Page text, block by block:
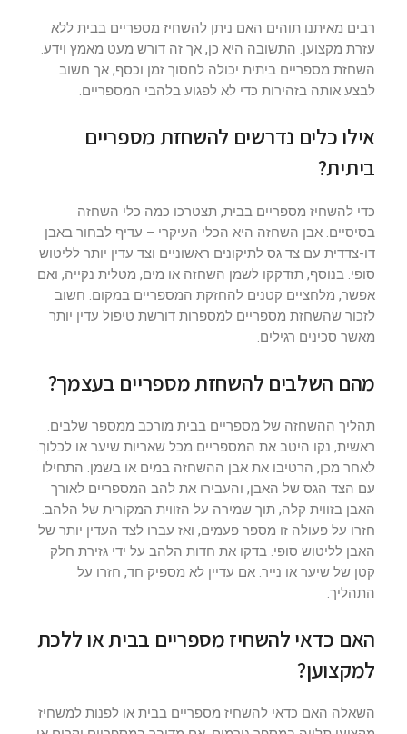
רבים מאיתנו תוהים האם ניתן להשחיז מספריים בבית ללא
עזרת מקצוען. התשובה היא כן, אך זה דורש מעט מאמץ וידע.
השחזת מספריים ביתית יכולה לחסוך זמן וכסף, אך חשוב
לבצע אותה בזהירות כדי לא לפגוע בלהבי המספריים.
אילו כלים נדרשים להשחזת מספריים
ביתית?
כדי להשחיז מספריים בבית, תצטרכו כמה כלי השחזה
בסיסיים. אבן השחזה היא הכלי העיקרי – עדיף לבחור באבן
דו-צדדית עם צד גס לתיקונים ראשוניים וצד עדין יותר לליטוש
סופי. בנוסף, תזדקקו לשמן השחזה או מים, מטלית נקייה, ואם
אפשר, מלחציים קטנים להחזקת המספריים במקום. חשוב
לזכור שהשחזת מספריים למספרות דורשת טיפול עדין יותר
מאשר סכינים רגילים.
מהם השלבים להשחזת מספריים בעצמך?
תהליך ההשחזה של מספריים בבית מורכב ממספר שלבים.
ראשית, נקו היטב את המספריים מכל שאריות שיער או לכלוך.
לאחר מכן, הרטיבו את אבן ההשחזה במים או בשמן. התחילו
עם הצד הגס של האבן, והעבירו את להב המספריים לאורך
האבן בזווית קלה, תוך שמירה על הזווית המקורית של הלהב.
חזרו על פעולה זו מספר פעמים, ואז עברו לצד העדין יותר של
האבן לליטוש סופי. בדקו את חדות הלהב על ידי גזירת חלק
קטן של שיער או נייר. אם עדיין לא מספיק חד, חזרו על
התהליך.
האם כדאי להשחיז מספריים בבית או ללכת
למקצוען?
השאלה האם כדאי להשחיז מספריים בבית או לפנות למשחיז